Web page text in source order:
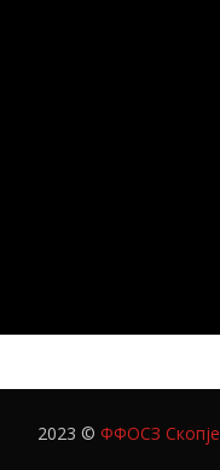
2023 © ФФОСЗ Скопје